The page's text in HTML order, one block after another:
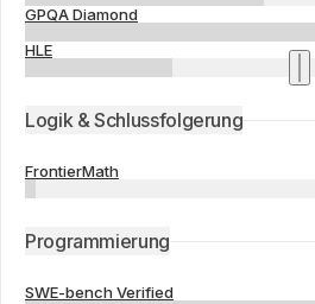
GPQA Diamond
HLE
Logik & Schlussfolgerung
FrontierMath
Programmierung
SWE-bench Verified